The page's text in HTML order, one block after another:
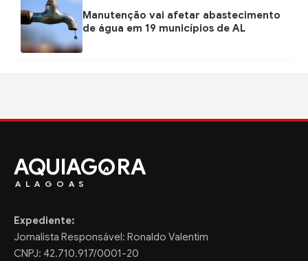
Manutenção vai afetar abastecimento
de água em 19 municípios de AL
AQUIAG RA
ALAGOAS
Expediente:
Jornalista Responsável: Ronaldo Valentim
CNPJ: 42.710.917/0001-20